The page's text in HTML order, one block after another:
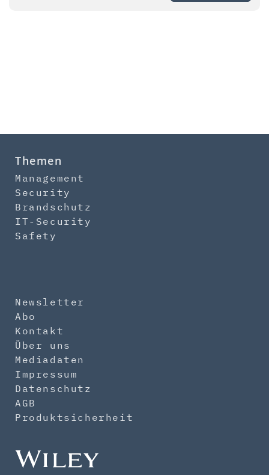
Themen
Management
Security
Brandschutz
IT-Security
Safety
Newsletter
Abo
Kontakt
Über uns
Mediadaten
Impressum
Datenschutz
AGB
Produktsicherheit